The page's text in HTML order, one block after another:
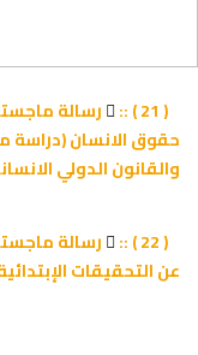
رسالة ماجستير
حقوق الانسان (دراسة
والقانون الدولي
رسالة ماجستير :
عن التحقيقات